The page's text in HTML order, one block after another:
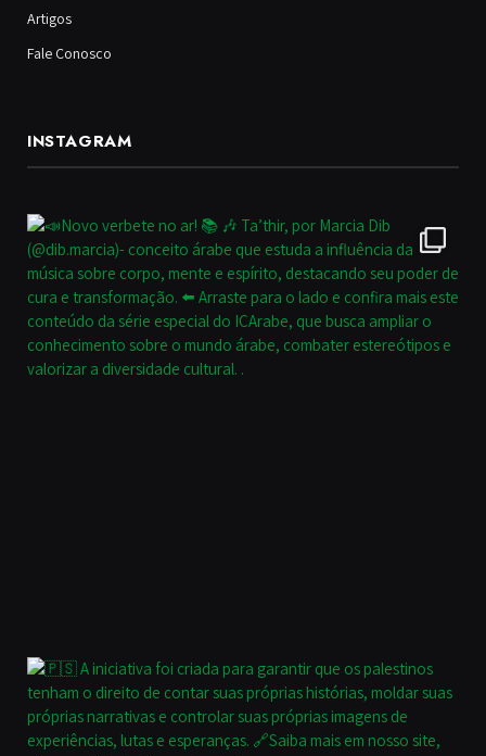
Artigos
Fale Conosco
INSTAGRAM